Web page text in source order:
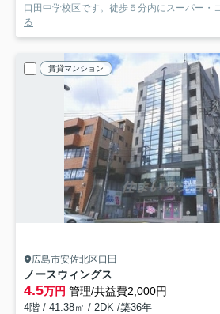
口田中学校区です。徒歩５分内にスーパー・
る
賃貸マンション
広島市安佐北区口田
ノースウィングス
4.5万円 管理/共益費2,000円
4階 / 41.38㎡ / 2DK /築36年